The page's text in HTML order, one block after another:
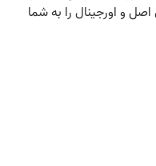
و اورجینال را به شما